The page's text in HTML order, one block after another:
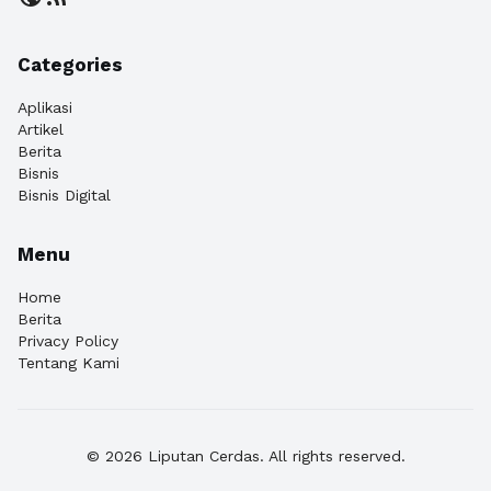
Categories
Aplikasi
Artikel
Berita
Bisnis
Bisnis Digital
Menu
Home
Berita
Privacy Policy
Tentang Kami
© 2026 Liputan Cerdas. All rights reserved.